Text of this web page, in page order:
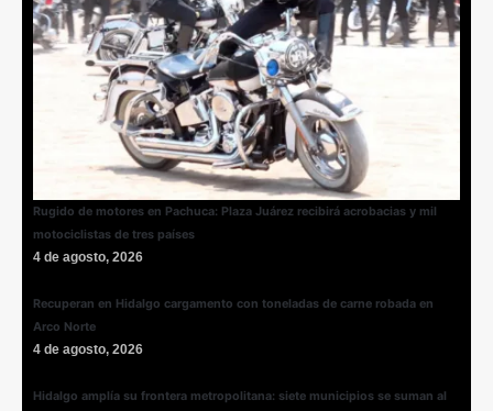
Rugido de motores en Pachuca: Plaza Juárez recibirá acrobacias y mil
motociclistas de tres países
4 de agosto, 2026
Recuperan en Hidalgo cargamento con toneladas de carne robada en
Arco Norte
4 de agosto, 2026
Hidalgo amplía su frontera metropolitana: siete municipios se suman al